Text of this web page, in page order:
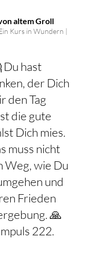
altem Groll
Kurs in Wundern |
Du hast
der Dich
den Tag
die gute
Dich mies.
muss nicht
Weg, wie Du
und
Frieden
🙏
222.